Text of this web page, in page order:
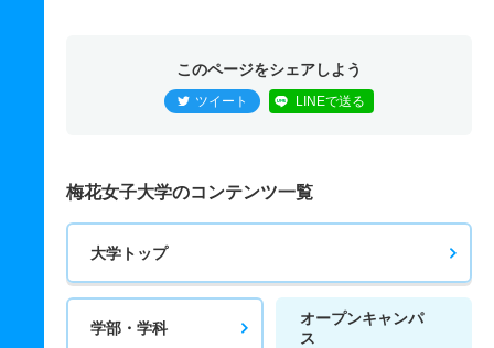
このページをシェアしよう
ツイート LINEで送る
梅花女子大学のコンテンツ一覧
大学トップ
学部・学科
オープンキャンパ
ス